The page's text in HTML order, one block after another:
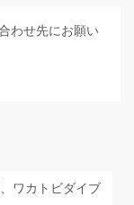
わせ先にお願い
ワカトビダイブ